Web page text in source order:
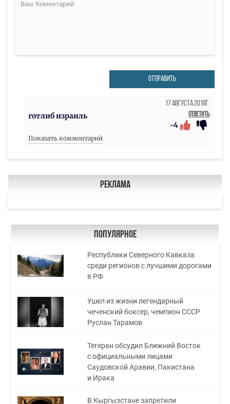
ОТПРАВИТЬ
готлиб израиль
17 Августа 2018г.
Ответить
-4
Показать комментарий
Реклама
Популярное
Республики Северного Кавказа
среди регионов с лучшими дорогами
в РФ
Ушел из жизни легендарный
чеченский боксер, чемпион СССР
Руслан Тарамов
Тегеран обсудил Ближний Восток
с официальными лицами
Саудовской Аравии, Пакистана
и Ирака
В Кыргызстане запретили